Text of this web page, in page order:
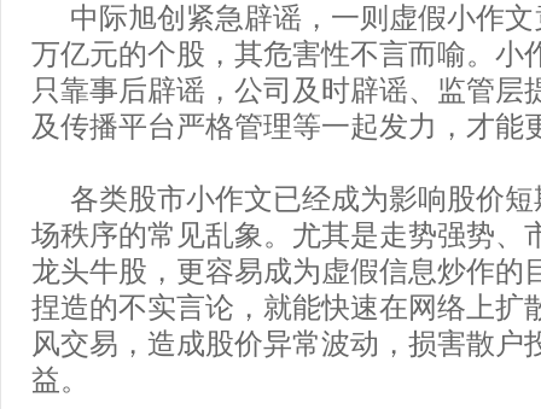
中际旭创紧急辟谣，一则虚假小作
万亿元的个股，其危害性不言而喻。小
只靠事后辟谣，公司及时辟谣、监管层
及传播平台严格管理等一起发力，才能
各类股市小作文已经成为影响股价
场秩序的常见乱象。尤其是走势强势、
龙头牛股，更容易成为虚假信息炒作的
捏造的不实言论，就能快速在网络上扩
风交易，造成股价异常波动，损害散户
益。